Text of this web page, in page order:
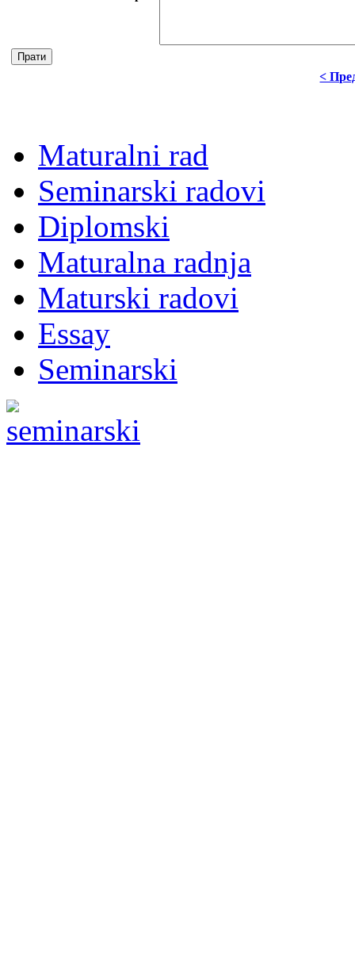
<
Maturalni rad
Seminarski radovi
Diplomski
Maturalna radnja
Maturski radovi
Essay
Seminarski